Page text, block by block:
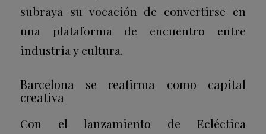
subraya su vocación de convertirse en
una plataforma de encuentro entre
industria y cultura.
Barcelona se reafirma como capital
creativa
Con el lanzamiento de Ecléctica